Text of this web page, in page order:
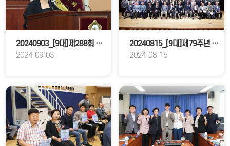
20240903_[9대]제288회 고양특례시의회 임시회 제2차 본회의
2024-09-03
20240815_[9대]제79주년 광복절 경축식
2024-08-15